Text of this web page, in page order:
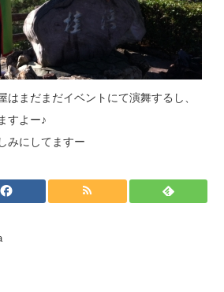
はまだまだイベントにて演舞するし、
すよー♪
みにしてますー